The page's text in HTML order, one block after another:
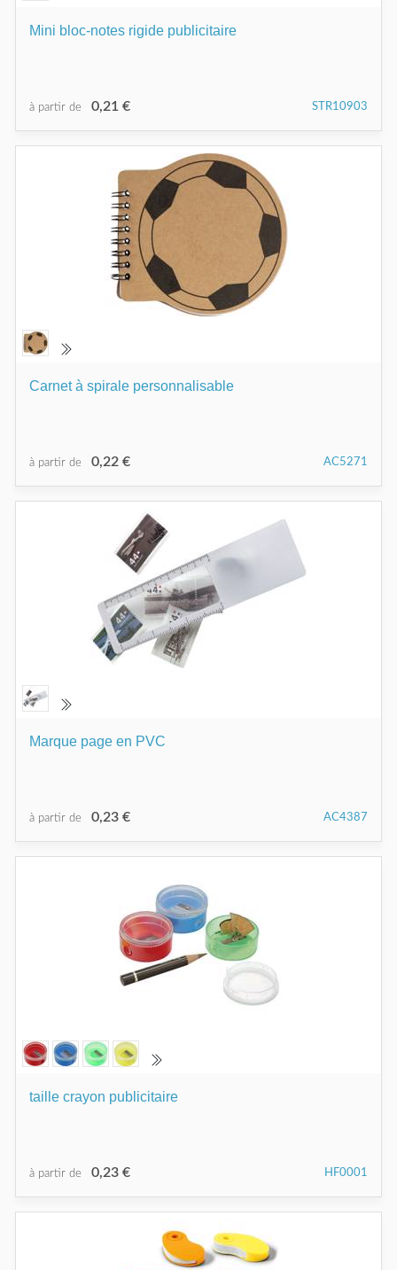
Mini bloc-notes rigide publicitaire
à partir de 0,21 € STR10903
Carnet à spirale personnalisable
à partir de 0,22 € AC5271
Marque page en PVC
à partir de 0,23 € AC4387
taille crayon publicitaire
à partir de 0,23 € HF0001